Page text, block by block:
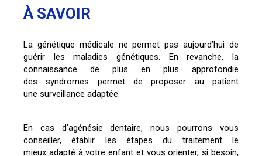
À SAVOIR
La génétique médicale ne permet pas aujourd’hui de
guérir les maladies génétiques. En revanche, la
connaissance de plus en plus approfondie
des syndromes permet de proposer au patient
une surveillance adaptée.
En cas d’agénésie dentaire, nous pourrons vous
conseiller, établir les étapes du traitement le
mieux adapté à votre enfant et vous orienter, si besoin,